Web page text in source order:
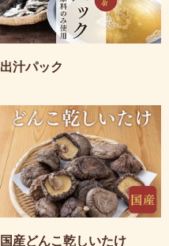
出汁パック
国産どんこ乾しいたけ